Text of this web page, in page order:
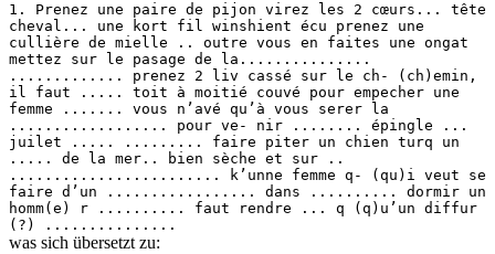
1. Prenez une paire de pijon virez les 2 cœurs... tête
cheval... une kort fil winshient écu prenez une
cullière de mielle .. outre vous en faites une ongat
mettez sur le pasage de la...............
............. prenez 2 liv cassé sur le ch- (ch)emin,
il faut ..... toit à moitié couvé pour empecher une
femme ....... vous n’avé qu’à vous serer la
.................. pour ve- nir ........ épingle ...
juilet ..... ......... faire piter un chien turq un
..... de la mer.. bien sèche et sur ..
........................ k’unne femme q- (qu)i veut se
faire d’un ................. dans .......... dormir un
homm(e) r .......... faut rendre ... q (q)u’un diffur
(?) ...............
was sich übersetzt zu: